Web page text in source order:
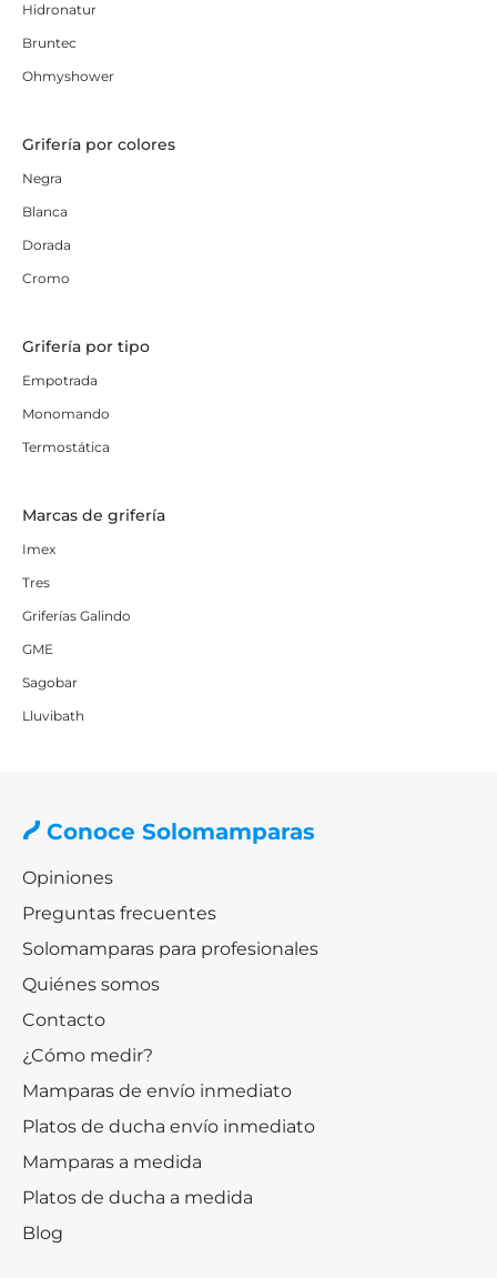
Hidronatur
Bruntec
Ohmyshower
Grifería por colores
Negra
Blanca
Dorada
Cromo
Grifería por tipo
Empotrada
Monomando
Termostática
Marcas de grifería
Imex
Tres
Griferías Galindo
GME
Sagobar
Lluvibath
Conoce Solomamparas
Opiniones
Preguntas frecuentes
Solomamparas para profesionales
Quiénes somos
Contacto
¿Cómo medir?
Mamparas de envío inmediato
Platos de ducha envío inmediato
Mamparas a medida
Platos de ducha a medida
Blog